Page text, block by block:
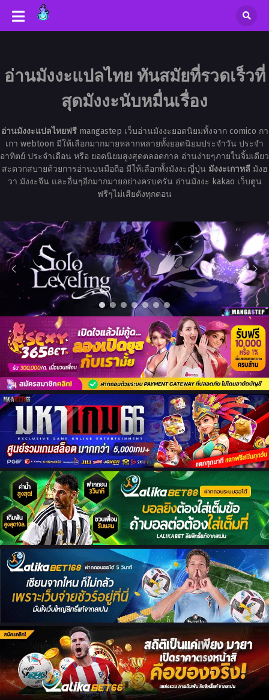
อ่านมังงะแปลไทย ทันสมัยที่รวดเร็วที่
สุดมังงะนับหมื่นเรื่อง
อ่านมังงะแปลไทยฟรีmangastep เว็บอ่านมังงะยอดนิยมทั้งจาก comico กา
เกา webtoon มีให้เลือกมากมายหลากหลายทั้งยอดนิยมประจำวัน ประจำ
อาทิตย์ ประจำเดือน หรือ ยอดนิยมสูงสุดตลอดกาล อ่านง่ายๆภายในจิ้มเดียว
สะดวกสบายด้วยการอ่านบนมือถือ มีให้เลือกทั้งมังงะญี่ปุ่น มังงะเกาหลีมังฮ
วา มังงะจีน และอื่นๆอีกมากมายอย่างครบครัน อ่านมังงะ kakao เว็บตูน
ฟรีๆไม่เสียตังทุกตอน